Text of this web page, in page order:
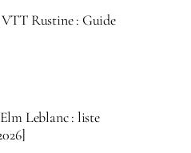
VTT Rustine : Guide
Leblanc : liste